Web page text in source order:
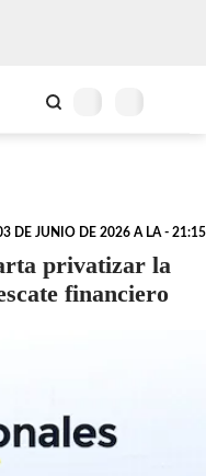
DE JUNIO DE 2026 A LA - 21:15
privatizar la
financiero